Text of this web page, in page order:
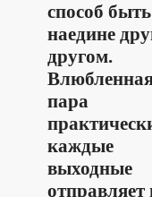
способ быть
наедине
другом.
пара
каждые
выходные
отправляет